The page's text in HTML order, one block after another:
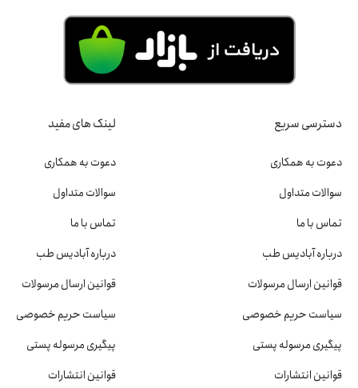
دسترسی سریع
دعوت به همکاری
سوالات متداول
تماس با ما
درباره آبادیس طب
قوانین ارسال مرسولات
سیاست حریم خصوصی
پیگیری مرسوله پستی
قوانین انتشارات
لینک های مفید
دعوت به همکاری
سوالات متداول
تماس با ما
درباره آبادیس طب
قوانین ارسال مرسولات
سیاست حریم خصوصی
پیگیری مرسوله پستی
قوانین انتشارات